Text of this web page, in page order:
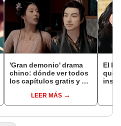
'Gran demonio' drama
chino: dónde ver todos
los capítulos gratis y en
LEER MÁS
El k-
que